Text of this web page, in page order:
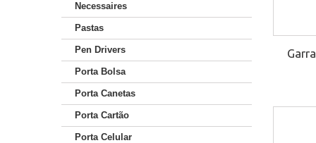
Necessaires
Pastas
Pen Drivers
Porta Bolsa
Porta Canetas
Porta Cartão
Porta Celular